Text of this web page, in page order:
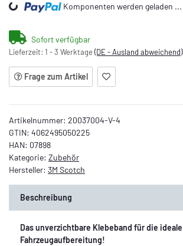
Loading... Komponenten werden geladen ...
Sofort verfügbar
Lieferzeit: 1 - 3 Werktage (DE - Ausland abweichend)
Frage zum Artikel
Artikelnummer: 20037004-V-4
GTIN: 4062495050225
HAN: 07898
Kategorie: Zubehör
Hersteller: 3M Scotch
Beschreibung
Das unverzichtbare Klebeband für die ideale
Fahrzeugaufbereitung!